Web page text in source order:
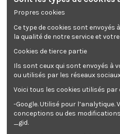
Description Détails du
Propres cookies
Ce type de cookies sont
la qualité de notre service et
Cookies de tierce partie
Ils sont ceux qui sont envoyés à
ou utilisés par les réseaux
Voici tous les cookies utilisés
-Google. Utilisé pour
conceptions ou des
_gid.